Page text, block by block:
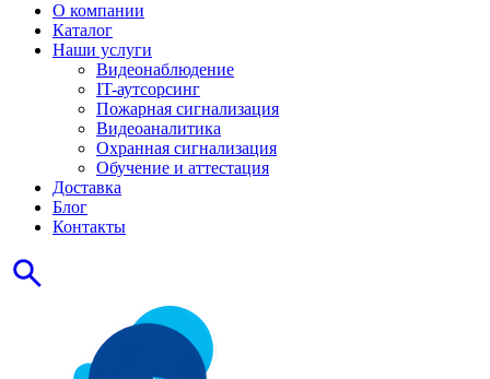
О компании
Каталог
Наши услуги
Видеонаблюдение
IT-аутсорсинг
Пожарная сигнализация
Видеоаналитика
Охранная сигнализация
Обучение и аттестация
Доставка
Блог
Контакты